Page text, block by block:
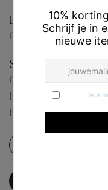
Leeftijd
Geschikt voor
Styling tip van Liev
Combineer dit potje
babyaccessoires
om
babykamer voor de